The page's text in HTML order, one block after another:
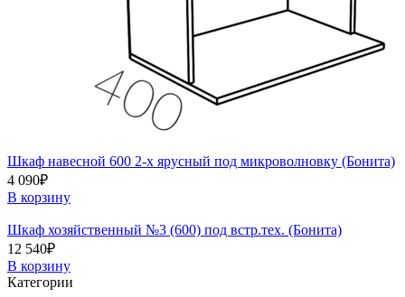
Шкаф навесной 600 2-х ярусный под микроволновку (Бонита)
4 090₽
В корзину
Шкаф хозяйственный №3 (600) под встр.тех. (Бонита)
12 540₽
В корзину
Категории